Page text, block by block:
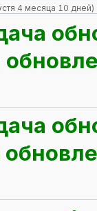
4 месяца 10 дней)